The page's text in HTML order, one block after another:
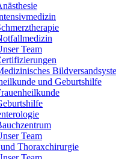
Team
und Geburtshilfe
Team
Thoraxchirurgie